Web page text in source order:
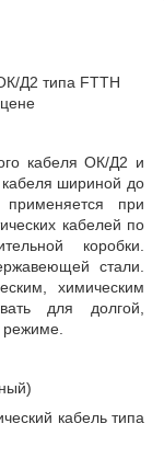
Д2 типа FTTH
кабеля ОК/Д2 и
кабеля шириной до
при
кабелей по
коробки.
стали.
химическим
для долгой,
режиме.
кабель типа